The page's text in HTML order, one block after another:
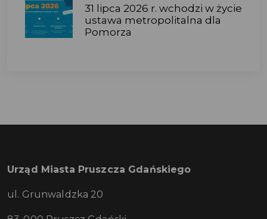
31 lipca 2026 r. wchodzi w życie
ustawa metropolitalna dla
Pomorza
Urząd Miasta Pruszcza Gdańskiego
ul. Grunwaldzka 20